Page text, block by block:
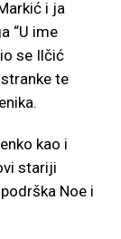
i ja
“U ime
se Ilčić
te
kao i
stariji
Noe i